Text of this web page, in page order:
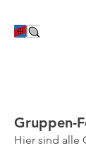
Gruppen-
Hier sind alle